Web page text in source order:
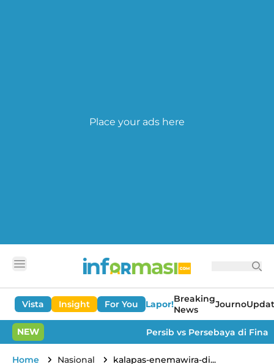
Place your ads here
Vista Insight For You Lapor!Breaking
News
Journo
NEW Persib vs Persebaya di Final
Home Nasional kalapas-enemawira-di...